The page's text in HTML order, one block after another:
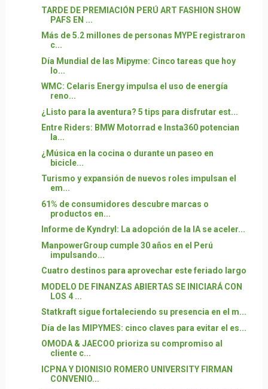
TARDE DE PREMIACIÓN PERÚ ART FASHION SHOW
PAFS EN ...
Más de 5.2 millones de personas MYPE registraron
c...
Día Mundial de las Mipyme: Cinco tareas que hoy
lo...
WMC: Celaris Energy impulsa el uso de energía
reno...
¿Listo para la aventura? 5 tips para disfrutar est...
Entre Riders: BMW Motorrad e Insta360 potencian
la...
¿Música en la cocina o durante un paseo en
bicicle...
Turismo y expansión de nuevos roles impulsan el
em...
61% de consumidores descubre marcas o
productos en...
Informe de Kyndryl: La adopción de la IA se aceler...
ManpowerGroup cumple 30 años en el Perú
impulsando...
Cuatro destinos para aprovechar este feriado largo
MODELO DE FINANZAS ABIERTAS SE INICIARÁ CON
LOS 4 ...
Statkraft sigue fortaleciendo su presencia en el m...
Día de las MIPYMES: cinco claves para evitar el es...
OMODA & JAECOO prioriza su compromiso al
cliente c...
ICPNA Y DIONISIO ROMERO UNIVERSITY FIRMAN
CONVENIO...